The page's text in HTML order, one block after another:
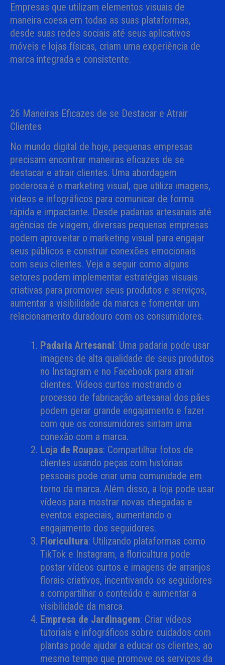
Empresas que utilizam elementos visuais de
maneira coesa em todas as suas plataformas,
desde suas redes sociais até seus aplicativos
móveis e lojas físicas, criam uma experiência de
marca integrada e consistente.
26 Maneiras Eficazes de se Destacar e Atrair
Clientes
No mundo digital de hoje, pequenas empresas
precisam encontrar maneiras eficazes de se
destacar e atrair clientes. Uma abordagem
poderosa é o marketing visual, que utiliza imagens,
vídeos e infográficos para comunicar de forma
rápida e impactante. Desde padarias artesanais até
agências de viagem, diversas pequenas empresas
podem aproveitar o marketing visual para engajar
seus públicos e construir conexões emocionais
com seus clientes. Veja a seguir como alguns
setores podem implementar estratégias visuais
criativas para promover seus produtos e serviços,
aumentar a visibilidade da marca e fomentar um
relacionamento duradouro com os consumidores.
Padaria Artesanal: Uma padaria pode usar
imagens de alta qualidade de seus produtos
no Instagram e no Facebook para atrair
clientes. Vídeos curtos mostrando o
processo de fabricação artesanal dos pães
podem gerar grande engajamento e fazer
com que os consumidores sintam uma
conexão com a marca.
Loja de Roupas: Compartilhar fotos de
clientes usando peças com histórias
pessoais pode criar uma comunidade em
torno da marca. Além disso, a loja pode usar
vídeos para mostrar novas chegadas e
eventos especiais, aumentando o
engajamento dos seguidores.
Floricultura: Utilizando plataformas como
TikTok e Instagram, a floricultura pode
postar vídeos curtos e imagens de arranjos
florais criativos, incentivando os seguidores
a compartilhar o conteúdo e aumentar a
visibilidade da marca.
Empresa de Jardinagem: Criar vídeos
tutoriais e infográficos sobre cuidados com
plantas pode ajudar a educar os clientes, ao
mesmo tempo que promove os serviços da